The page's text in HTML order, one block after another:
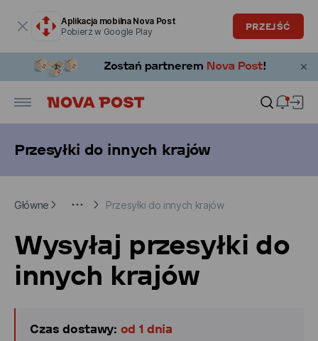
Aplikacja mobilna Nova Post
Pobierz w Google Play
PRZEJŚĆ
Przesyłki do innych krajów
Główne
Przesyłki do innych krajów
Wysyłaj przesyłki do
innych krajów
Czas dostawy: od 1 dnia